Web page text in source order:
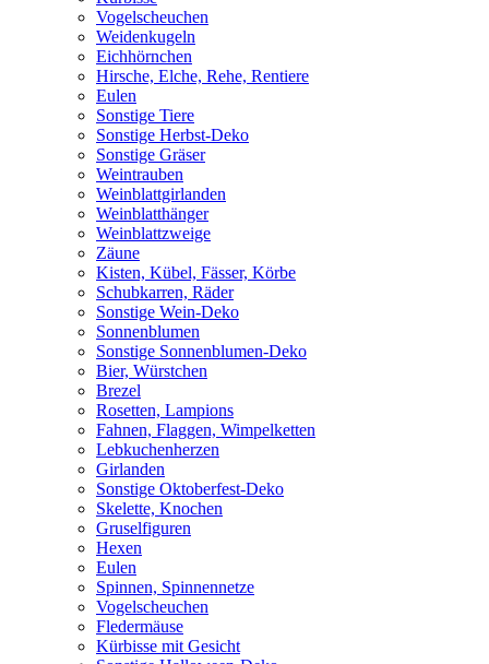
Vogelscheuchen
Weidenkugeln
Eichhörnchen
Hirsche, Elche, Rehe, Rentiere
Eulen
Sonstige Tiere
Sonstige Herbst-Deko
Sonstige Gräser
Weintrauben
Weinblattgirlanden
Weinblatthänger
Weinblattzweige
Zäune
Kisten, Kübel, Fässer, Körbe
Schubkarren, Räder
Sonstige Wein-Deko
Sonnenblumen
Sonstige Sonnenblumen-Deko
Bier, Würstchen
Brezel
Rosetten, Lampions
Fahnen, Flaggen, Wimpelketten
Lebkuchenherzen
Girlanden
Sonstige Oktoberfest-Deko
Skelette, Knochen
Gruselfiguren
Hexen
Eulen
Spinnen, Spinnennetze
Vogelscheuchen
Fledermäuse
Kürbisse mit Gesicht